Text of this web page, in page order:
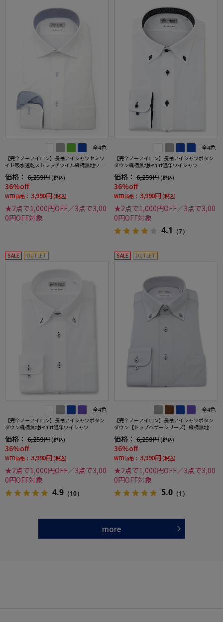
全4色
【完全ノーアイロン】長袖アイシャツセミワ
イド吸水速乾ストレッチツイル織柄無地ワイ
シャツi-shirt通年
価格： 6,259円 (税込)
36%off
WEB価格： 3,990円 (税込)
★2点で1,000円OFF／3点で3,00
0円OFF対象
全4色
【完全ノーアイロン】長袖アイシャツボタン
ダウン織柄無地i-shirt通年ワイシャツ
価格： 6,259円 (税込)
36%off
WEB価格： 3,990円 (税込)
★2点で1,000円OFF／3点で3,00
0円OFF対象
4.1 （7）
SALE OUTLET
全4色
【完全ノーアイロン】長袖アイシャツボタン
ダウン織柄無地i-shirt通年ワイシャツ
価格： 6,259円 (税込)
36%off
WEB価格： 3,990円 (税込)
★2点で1,000円OFF／3点で3,00
0円OFF対象
4.9 （10）
SALE OUTLET
全4色
【完全ノーアイロン】長袖アイシャツボタン
ダウン【トップヘザーシリーズ】織柄無地ワ
イドドット調ワイシャツi-shirt通年
価格： 6,259円 (税込)
36%off
WEB価格： 3,990円 (税込)
★2点で1,000円OFF／3点で3,00
0円OFF対象
5.0 （1）
more